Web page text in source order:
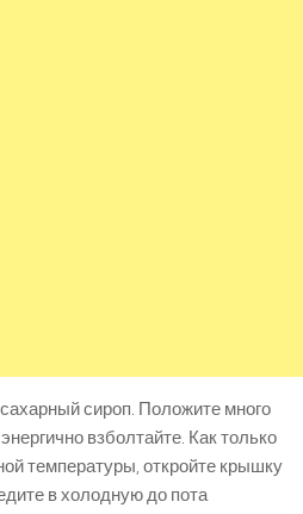
сироп. Положите много
взболтайте. Как только
температуры, откройте крышку
в холодную до пота